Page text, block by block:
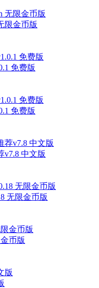
限金币版
免费版
免费版
v7.8 中文版
无限金币版
币版